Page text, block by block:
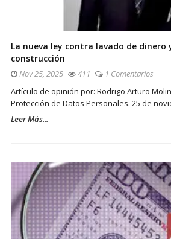
La nueva ley contra lavado de dinero
construcción
Nov 25, 2025 411
1 Comentarios
Artículo de opinión por: Rodrigo Arturo
Protección de Datos Personales. 25 de
Leer Más...